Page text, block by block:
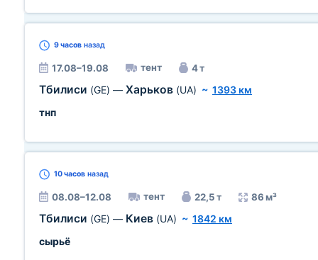
9 часов назад
17.08–19.08 тент 4 т
Тбилиси (GE) — Харьков (UA) ~ 1393 км
тнп
10 часов назад
08.08–12.08 тент 22,5 т 86 м³
Тбилиси (GE) — Киев (UA) ~ 1842 км
сырьё